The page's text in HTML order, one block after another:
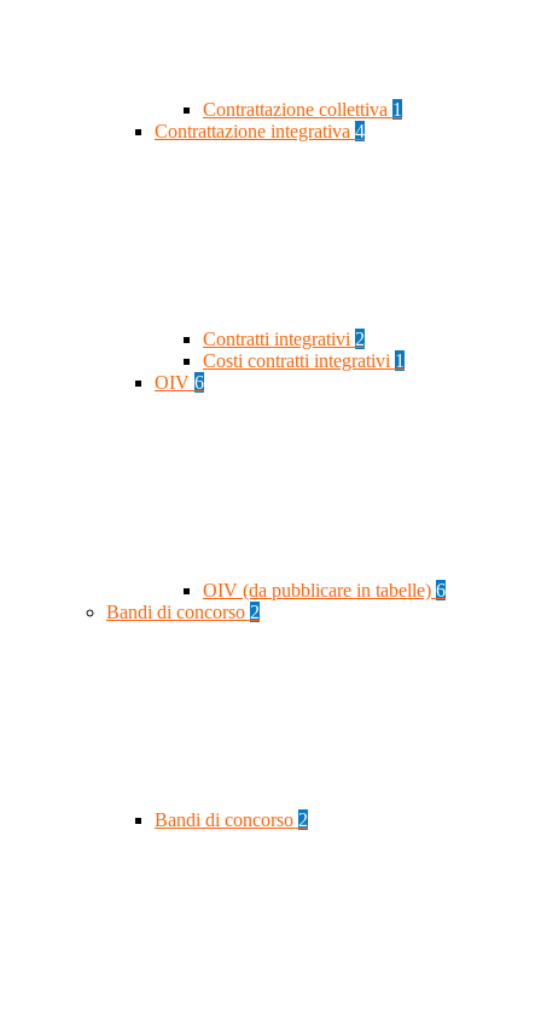
Contrattazione collettiva 1
Contrattazione integrativa 4
Contratti integrativi 2
Costi contratti integrativi 1
OIV 6
OIV (da pubblicare in tabelle) 6
Bandi di concorso 2
Bandi di concorso 2